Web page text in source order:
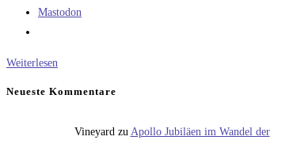
Mastodon
Weiterlesen
Neueste Kommentare
Vineyard zu Apollo Jubiläen im Wandel der